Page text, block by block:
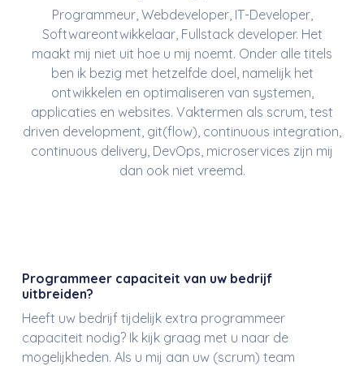
Programmeur, Webdeveloper, IT-Developer,
Softwareontwikkelaar, Fullstack developer. Het
maakt mij niet uit hoe u mij noemt. Onder alle titels
ben ik bezig met hetzelfde doel, namelijk het
ontwikkelen en optimaliseren van systemen,
applicaties en websites. Vaktermen als scrum, test
driven development, git(flow), continuous integration,
continuous delivery, DevOps, microservices zijn mij
dan ook niet vreemd.
Programmeer capaciteit van uw bedrijf
uitbreiden?
Heeft uw bedrijf tijdelijk extra programmeer
capaciteit nodig? Ik kijk graag met u naar de
mogelijkheden. Als u mij aan uw (scrum) team